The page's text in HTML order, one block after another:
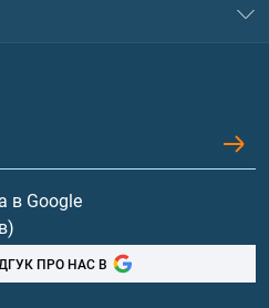
в Google
ПРО НАС В